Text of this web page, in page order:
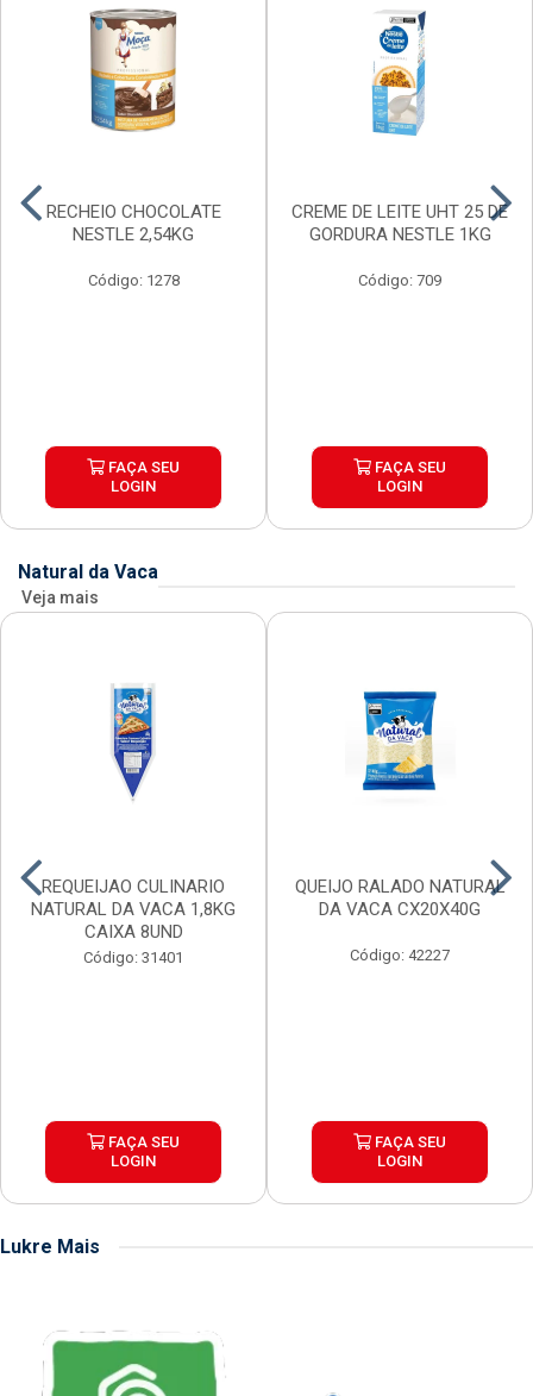
RECHEIO CHOCOLATE
NESTLE 2,54KG
Código: 1278
FAÇA SEU
LOGIN
CREME DE LEITE UHT 25 DE
GORDURA NESTLE 1KG
Código: 709
FAÇA SEU
LOGIN
Natural da Vaca
Veja mais
REQUEIJAO CULINARIO
NATURAL DA VACA 1,8KG
CAIXA 8UND
Código: 31401
FAÇA SEU
LOGIN
QUEIJO RALADO NATURAL
DA VACA CX20X40G
Código: 42227
FAÇA SEU
LOGIN
Lukre Mais